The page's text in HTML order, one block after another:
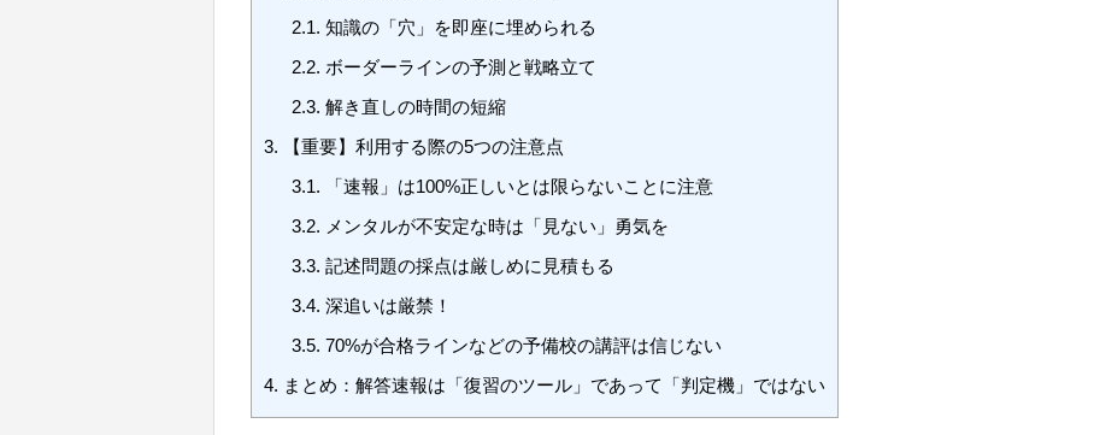
2.1. 知識の「穴」を即座に埋められる
2.2. ボーダーラインの予測と戦略立て
2.3. 解き直しの時間の短縮
3. 【重要】利用する際の5つの注意点
3.1. 「速報」は100%正しいとは限らないことに注意
3.2. メンタルが不安定な時は「見ない」勇気を
3.3. 記述問題の採点は厳しめに見積もる
3.4. 深追いは厳禁！
3.5. 70%が合格ラインなどの予備校の講評は信じない
4. まとめ：解答速報は「復習のツール」であって「判定機」ではない